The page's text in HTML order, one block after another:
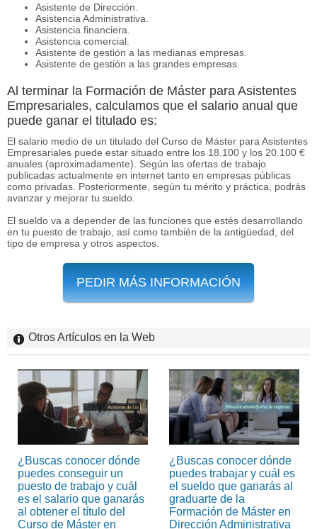
Asistente de Dirección.
Asistencia Administrativa.
Asistencia financiera.
Asistencia comercial.
Asistente de gestión a las medianas empresas.
Asistente de gestión a las grandes empresas.
Al terminar la Formación de Máster para Asistentes
Empresariales, calculamos que el salario anual que
puede ganar el titulado es:
El salario medio de un titulado del Curso de Máster para Asistentes
Empresariales puede estar situado entre los 18.100 y los 20.100 €
anuales (aproximadamente). Según las ofertas de trabajo
publicadas actualmente en internet tanto en empresas públicas
como privadas. Posteriormente, según tu mérito y práctica, podrás
avanzar y mejorar tu sueldo.
El sueldo va a depender de las funciones que estés desarrollando
en tu puesto de trabajo, así como también de la antigüedad, del
tipo de empresa y otros aspectos.
PEDIR MÁS INFORMACIÓN
Otros Artículos en la Web
¿Buscas conocer dónde
puedes conseguir un
puesto de trabajo y cuál
es el salario que ganarás
al obtener el título del
Curso de Máster en
¿Buscas conocer dónde
puedes trabajar y cuál es
el sueldo que ganarás al
graduarte de la
Formación de Máster en
Dirección Administrativa